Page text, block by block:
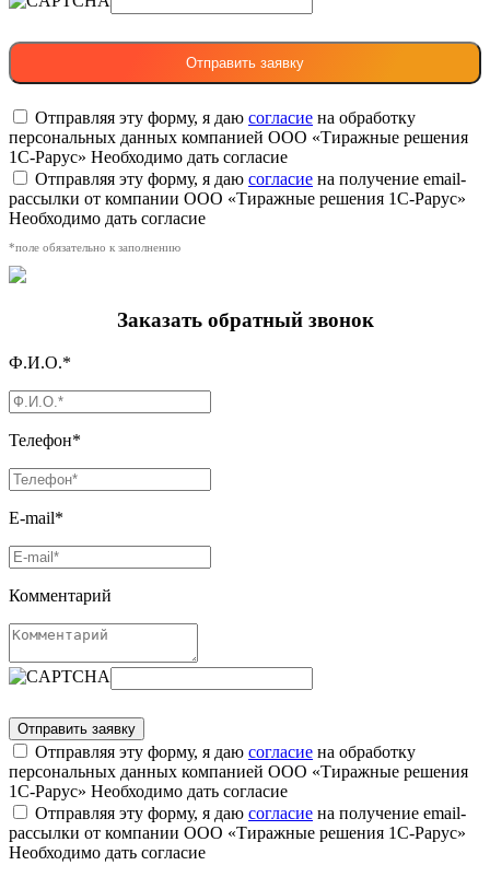
Отправляя эту форму, я даю согласие на обработку
персональных данных компанией ООО «Тиражные решения
1С-Рарус» Необходимо дать согласие
Отправляя эту форму, я даю согласие на получение email-
рассылки от компании ООО «Тиражные решения 1С-Рарус»
Необходимо дать согласие
*поле обязательно к заполнению
Заказать обратный звонок
Ф.И.О.*
Телефон*
E-mail*
Комментарий
Отправляя эту форму, я даю согласие на обработку
персональных данных компанией ООО «Тиражные решения
1С-Рарус» Необходимо дать согласие
Отправляя эту форму, я даю согласие на получение email-
рассылки от компании ООО «Тиражные решения 1С-Рарус»
Необходимо дать согласие